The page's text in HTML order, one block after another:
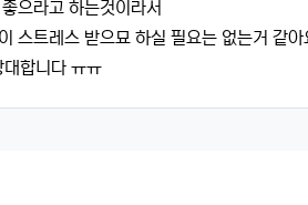
으라고 하는것이라서
스트레스 받으묘 하실 필요는 없는거 같
합니다 ㅠㅠ
댓글